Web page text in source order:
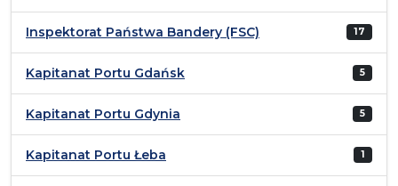
Inspektorat Państwa Bandery (FSC) 17
Kapitanat Portu Gdańsk 5
Kapitanat Portu Gdynia 5
Kapitanat Portu Łeba 1